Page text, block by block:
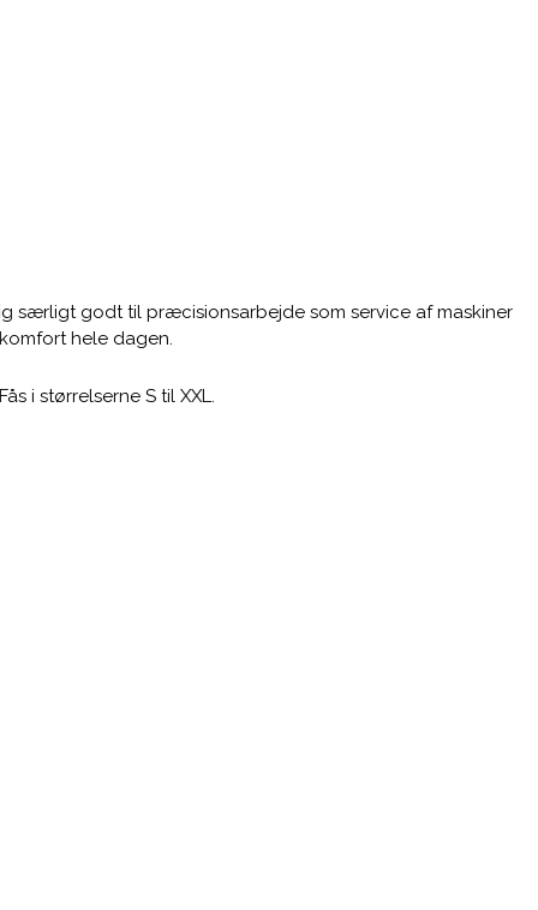
særligt godt til præcisionsarbejde som service af maskiner
hele dagen.
i størrelserne S til XXL.